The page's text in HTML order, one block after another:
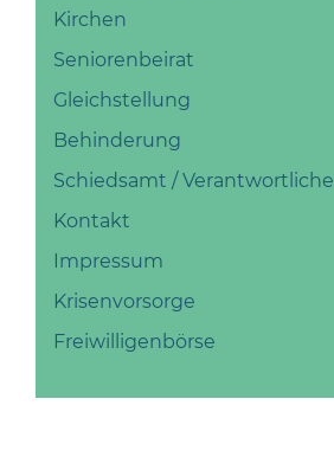
Kirchen
Seniorenbeirat
Gleichstellung
Behinderung
Schiedsamt / Verantwortliche
Kontakt
Impressum
Krisenvorsorge
Freiwilligenbörse